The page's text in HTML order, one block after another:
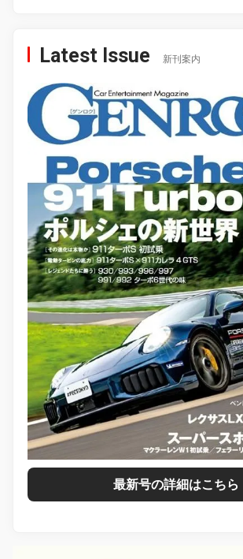
Latest Issue 新刊案内
最新号の詳細はこちら